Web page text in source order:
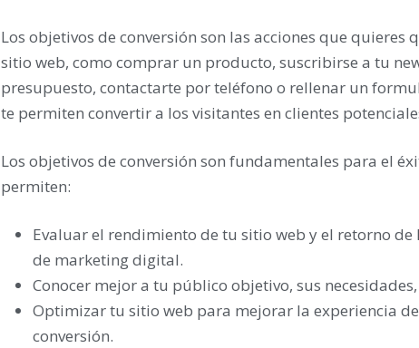
Los objetivos de conversión son las acciones que quieres
sitio web, como comprar un producto, suscribirse a tu
presupuesto, contactarte por teléfono o rellenar un
te permiten convertir a los visitantes en clientes
Los objetivos de conversión son fundamentales para el
permiten:
Evaluar el rendimiento de tu sitio web y el retorno de
de marketing digital.
Conocer mejor a tu público objetivo, sus
Optimizar tu sitio web para mejorar la experiencia
conversión.